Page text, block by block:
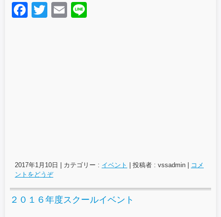
F
T
E
2017年1月10日 | カテゴリー : イベント | 投稿者 : vssadmin | コメ
ントをどうぞ
２０１６年度スクールイベント